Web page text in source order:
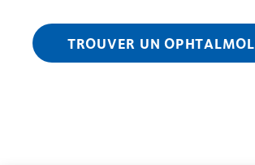
TROUVER UN